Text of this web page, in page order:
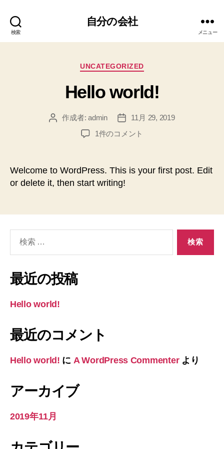
検索
自分の会社
メニュー
カ
ゴ
リ
UNCATEGORIZED
Hello world!
投
作成者:admin
投
稿
11月 29, 2019
Hello
1件のコメント
Welcome to WordPress. This is your first post. Edit
or delete it, then start writing!
象:
最近の投稿
Hello world!
最近のコメント
Hello world! に A WordPress Commenterより
アーカイブ
2019年11月